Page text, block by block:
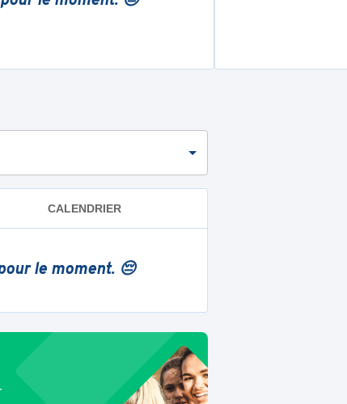
CALENDRIER
le moment. 😔